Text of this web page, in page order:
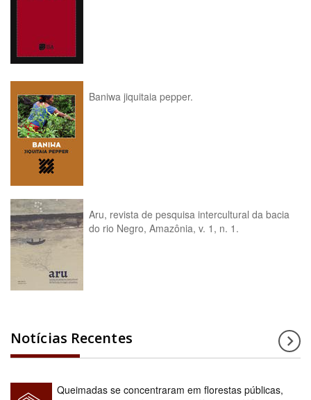
Baniwa jiquitaia pepper.
Aru, revista de pesquisa intercultural da bacia
do rio Negro, Amazônia, v. 1, n. 1.
Notícias Recentes
Queimadas se concentraram em florestas públicas,